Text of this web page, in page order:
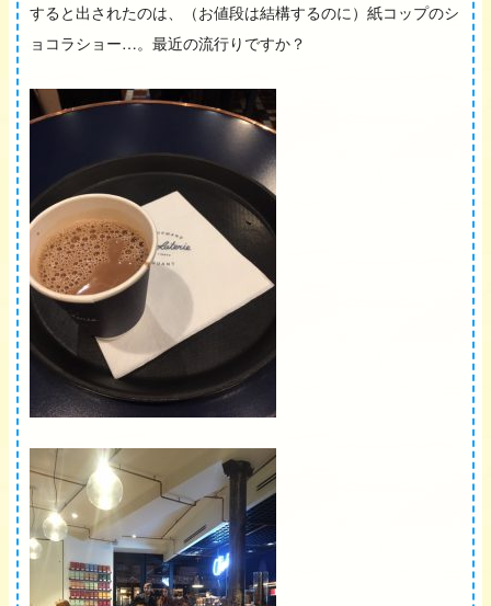
すると出されたのは、（お値段は結構するのに）紙コップのシ
ョコラショー…。最近の流行りですか？